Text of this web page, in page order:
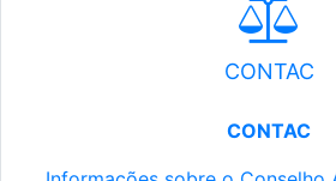
CONTAC
CONTAC